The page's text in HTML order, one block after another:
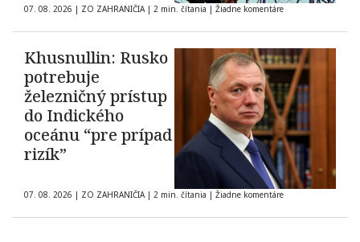
07. 08. 2026 | ZO ZAHRANIČIA | 2 min. čítania | Žiadne komentáre
Khusnullin: Rusko
potrebuje
železničný prístup
do Indického
oceánu “pre prípad
rizík”
07. 08. 2026 | ZO ZAHRANIČIA | 2 min. čítania | Žiadne komentáre